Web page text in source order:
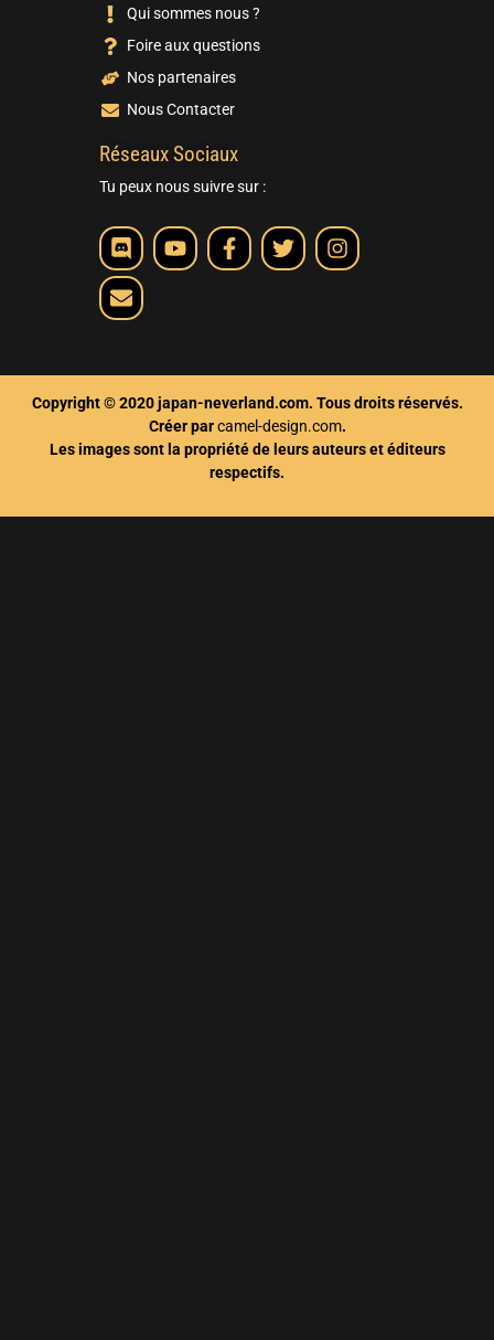
Qui sommes nous ?
Foire aux questions
Nos partenaires
Nous Contacter
Réseaux Sociaux
Tu peux nous suivre sur :
Copyright © 2020 japan-neverland.com. Tous droits réservés.
Créer parcamel-design.com.
Les images sont la propriété de leurs auteurs et éditeurs
respectifs.